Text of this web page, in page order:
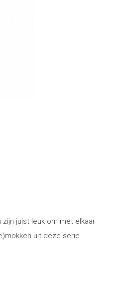
zijn juist leuk om met elkaar
uit deze serie